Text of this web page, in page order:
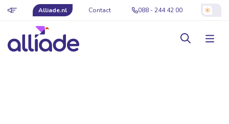
Alliade.nl Contact 088 - 244 42 00